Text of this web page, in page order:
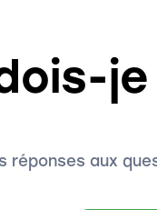
réponses aux